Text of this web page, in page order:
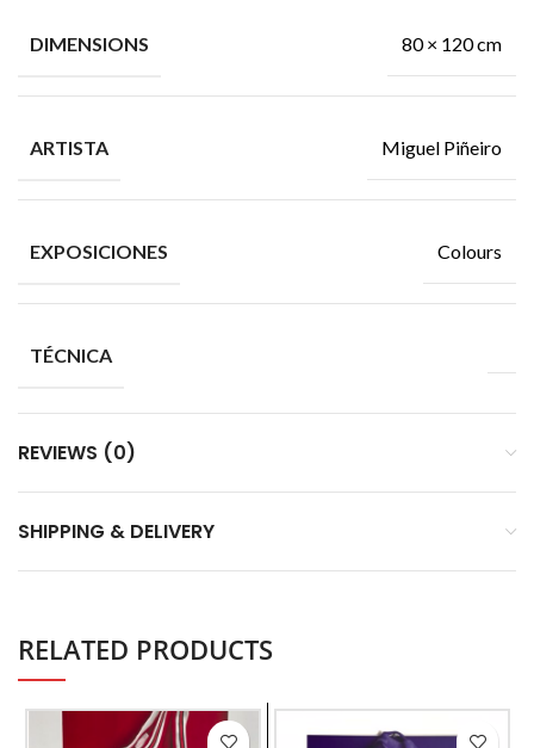
DIMENSIONS 80 × 120 cm
ARTISTA Miguel Piñeiro
EXPOSICIONES Colours
TÉCNICA
REVIEWS (0)
SHIPPING & DELIVERY
RELATED PRODUCTS